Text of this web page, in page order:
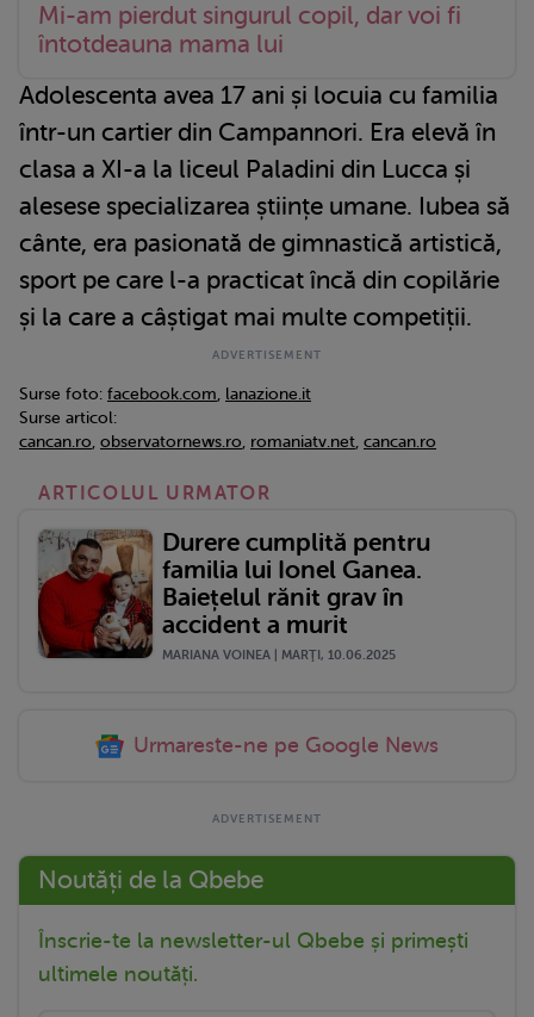
Mi-am pierdut singurul copil, dar voi fi
întotdeauna mama lui
Adolescenta avea 17 ani și locuia cu familia
într-un cartier din Campannori. Era elevă în
clasa a XI-a la liceul Paladini din Lucca și
alesese specializarea științe umane. Iubea să
cânte, era pasionată de gimnastică artistică,
sport pe care l-a practicat încă din copilărie
și la care a câștigat mai multe competiții.
Surse foto: facebook.com, lanazione.it
Surse articol:
cancan.ro, observatornews.ro, romaniatv.net, cancan.ro
ARTICOLUL URMATOR
Durere cumplită pentru
familia lui Ionel Ganea.
Baiețelul rănit grav în
accident a murit
MARIANA VOINEA | MARŢI, 10.06.2025
Urmareste-ne pe Google News
Noutăți de la Qbebe
Înscrie-te la newsletter-ul Qbebe și primești
ultimele noutăți.